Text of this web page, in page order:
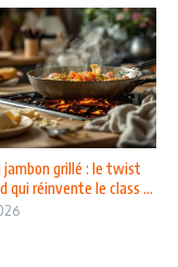
jambon grillé : le twist
qui réinvente le class ...